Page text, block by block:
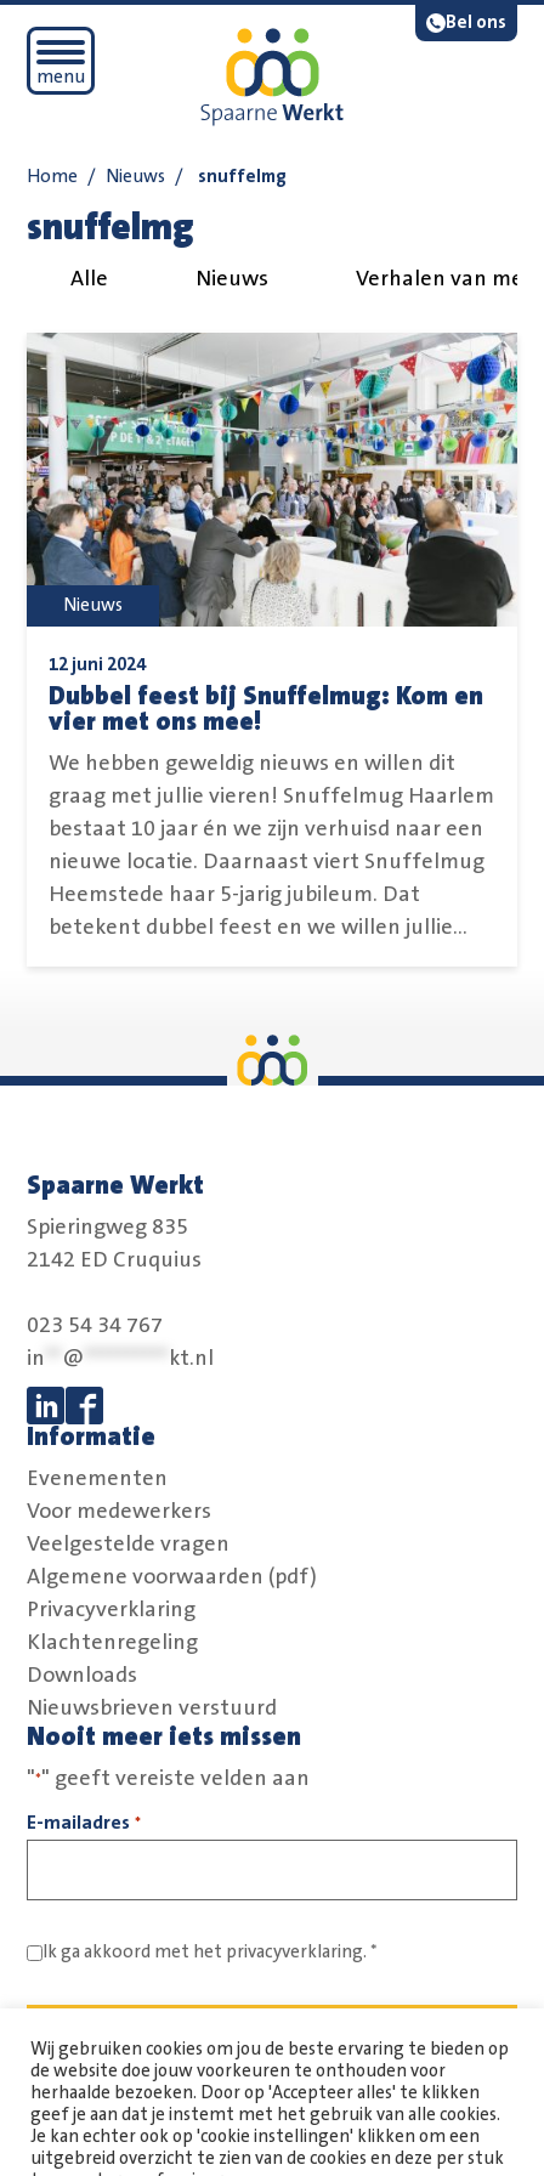
Bel ons
Open mobiel menu
menu
Lees voor
Home / Nieuws / snuffelmg
snuffelmg
Alle Nieuws Verhalen van
Dubbel feest bij Snuffelmug: Kom en
vier met ons mee!
12 juni 2024
We hebben geweldig nieuws en willen dit
graag met jullie vieren! Snuffelmug Haarlem
bestaat 10 jaar én we zijn verhuisd naar een
nieuwe locatie. Daarnaast viert Snuffelmug
Heemstede haar 5-jarig jubileum. Dat
betekent dubbel feest en we willen jullie...
Nieuws
Spaarne Werkt
Spieringweg 835
2142 ED Cruquius
023 54 34 767
in
@ kt.nl
Volg ons op Linkedin
Volg ons op Facebook
Informatie
Evenementen
Voor medewerkers
Veelgestelde vragen
Algemene voorwaarden (pdf)
Privacyverklaring
Klachtenregeling
Downloads
Nieuwsbrieven verstuurd
Nooit meer iets missen
"*" geeft vereiste velden aan
E-mailadres *
Ik ga akkoord met het privacyverklaring. *
Copyright Spaarne Werkt © 2026
Wij gebruiken cookies om jou de beste ervaring te bieden op
de website doe jouw voorkeuren te onthouden voor
herhaalde bezoeken. Door op 'Accepteer alles' te klikken
geef je aan dat je instemt met het gebruik van alle cookies.
Je kan echter ook op 'cookie instellingen' klikken om een
uitgebreid overzicht te zien van de cookies en deze per stuk